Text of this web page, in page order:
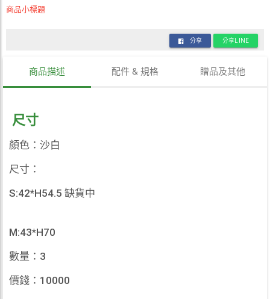
商品小標題
分享 分享LINE
商品描述 配件 & 規格 贈品及其他
尺寸
顏色：沙白
尺寸：
S:42*H54.5 缺貨中
M:43*H70
數量：3
價錢：10000